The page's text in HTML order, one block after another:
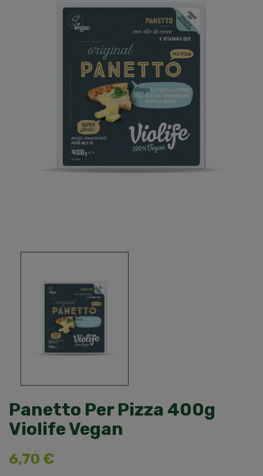
Panetto Per Pizza 400g
Violife Vegan
6,70 €